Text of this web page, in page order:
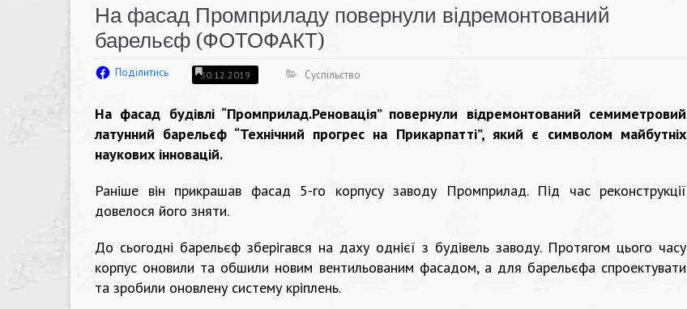
На фасад Промприладу повернули відремонтований
барельєф (ФОТОФАКТ)
Поділитись 30.12.2019 Суспільство
На фасад будівлі “Промприлад.Реновація” повернули відремонтований семиметровий
латунний барельєф “Технічний прогрес на Прикарпатті”, який є символом майбутніх
наукових інновацій.
Раніше він прикрашав фасад 5-го корпусу заводу Промприлад. Під час реконструкції
довелося його зняти.
До сьогодні барельєф зберігався на даху однієї з будівель заводу. Протягом цього часу
корпус оновили та обшили новим вентильованим фасадом, а для барельєфа спроектувати
та зробили оновлену систему кріплень.